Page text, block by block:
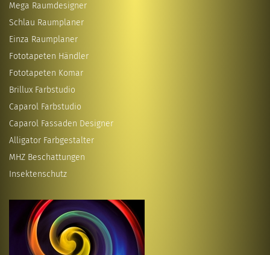
Mega Raumdesigner
Schlau Raumplaner
Einza Raumplaner
Fototapeten Händler
Fototapeten Komar
Brillux Farbstudio
Caparol Farbstudio
Caparol Fassaden Designer
Alligator Farbgestalter
MHZ Beschattungen
Insektenschutz